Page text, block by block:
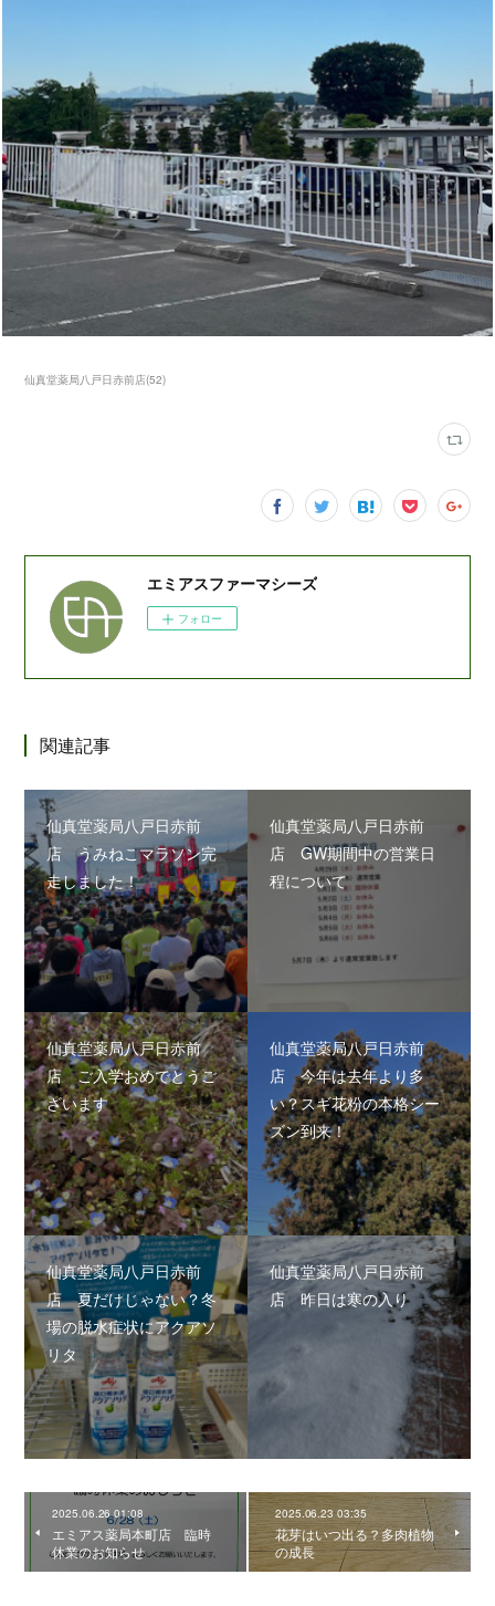
仙真堂薬局八戸日赤前店(52)
エミアスファーマシーズ
フォロー
関連記事
仙真堂薬局八戸日赤前
店 うみねこマラソン完
走しました！
仙真堂薬局八戸日赤前
店 GW期間中の営業日
程について
仙真堂薬局八戸日赤前
店 ご入学おめでとうご
ざいます
仙真堂薬局八戸日赤前
店 今年は去年より多
い？スギ花粉の本格シー
ズン到来！
仙真堂薬局八戸日赤前
店 夏だけじゃない？冬
場の脱水症状にアクアソ
リタ
仙真堂薬局八戸日赤前
店 昨日は寒の入り
2025.06.26 01:08
エミアス薬局本町店 臨時
休業のお知らせ
2025.06.23 03:35
花芽はいつ出る？多肉植物
の成長